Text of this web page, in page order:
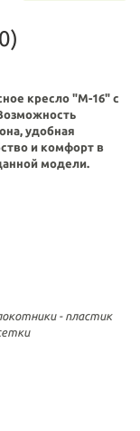
кресло "М-16" с
удобная
и комфорт в
модели.
- пластик